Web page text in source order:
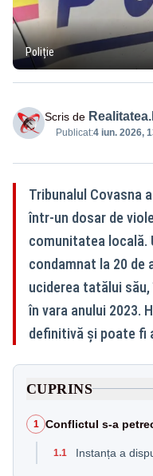
Poliție
Scris de
Publicat:4 iun. 2026,
Tribunalul Covasna
într-un dosar de
comunitatea locală.
condamnat la 20 de
uciderea tatălui
în vara anului 2023.
definitivă și poate fi
CUPRINS
1 Conflictul s-a
1.1 Instanța a